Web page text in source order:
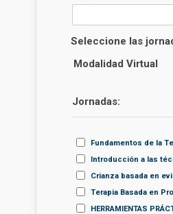
Seleccione las
Modalidad Virtual
Jornadas:
Fundamentos de la
Introducción a las
Crianza basada en
Terapia Basada en
HERRAMIENTAS